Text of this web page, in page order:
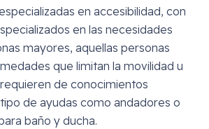
en accesibilidad, con
en las necesidades
mayores, aquellas personas
que limitan la movilidad u
de conocimientos
de ayudas como andadores o
baño y ducha.